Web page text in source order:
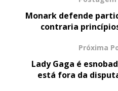
Monark defende
contraria
Próxima
Lady Gaga é
está fora da